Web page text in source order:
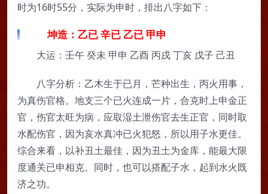
时为16时55分，实际为申时，排出八字如下：
坤造：乙已 辛已 乙已 甲申
大运：壬午 癸未 甲申 乙酉 丙戌 丁亥 戊子 己丑
八字分析：乙木生于已月，芒种出生，丙火用事，
为真伤官格。地支三个已火连成一片，合克时上申金正
官，伤官太旺为病，应取湿土泄伤官去生正官，同时取
水配伤官，因为亥水真冲已火犯怒，所以用子水更佳。
综合来看，以补丑土最佳，因为丑土为金库，能最大限
度通关已申相克。同时，也可以搭配子水，起到水火既
济之功。